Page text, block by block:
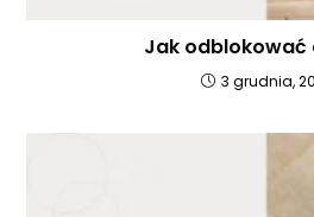
Jak odblokować
3 grudnia,